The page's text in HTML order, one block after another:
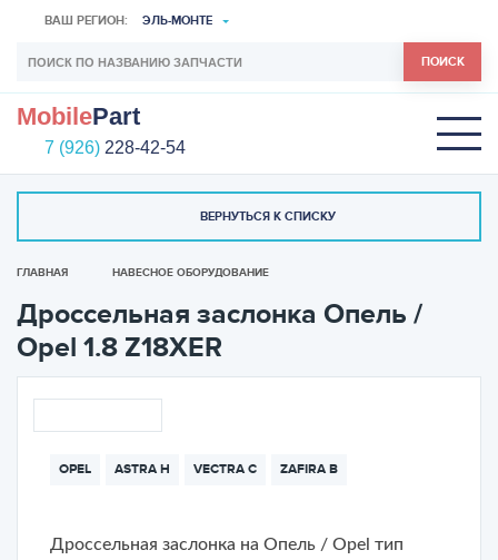
ВАШ РЕГИОН: ЭЛЬ-МОНТЕ
ПОИСК
MobilePart
7 (926) 228-42-54
ВЕРНУТЬСЯ К СПИСКУ
ГЛАВНАЯ НАВЕСНОЕ ОБОРУДОВАНИЕ
Дроссельная заслонка Опель /
Opel 1.8 Z18XER
OPEL ASTRA H VECTRA C ZAFIRA B
Дроссельная заслонка на Опель / Opel тип